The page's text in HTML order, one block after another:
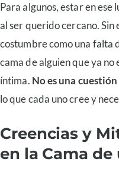
Para algunos, estar en
al ser querido cercano. Sin
costumbre como una falta
cama de alguien que ya
íntima. No es una
lo que cada uno cree y
Creencias y
en la Cama